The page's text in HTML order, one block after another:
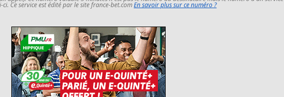
Ce service est édité par le site france-bet.comEn savoir plus sur ce numéro ?